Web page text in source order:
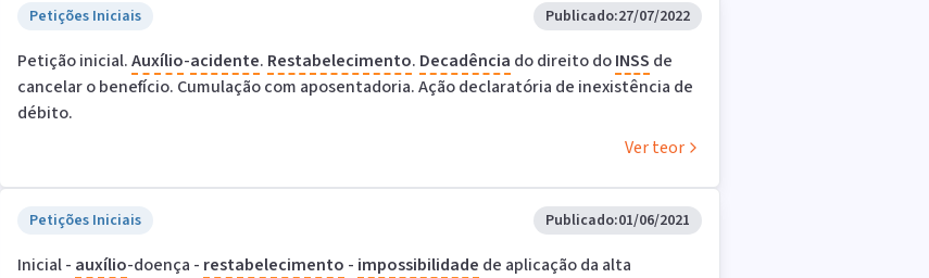
Petições Iniciais Publicado:27/07/2022
Petição inicial.Auxílio-acidente. Restabelecimento. Decadência do direito doINSS de
cancelar o benefício. Cumulação com aposentadoria. Ação declaratória de inexistência de
débito.
Ver teor
Petições Iniciais Publicado:01/06/2021
Inicial - auxílio-doença - restabelecimento - impossibilidade de aplicação da alta